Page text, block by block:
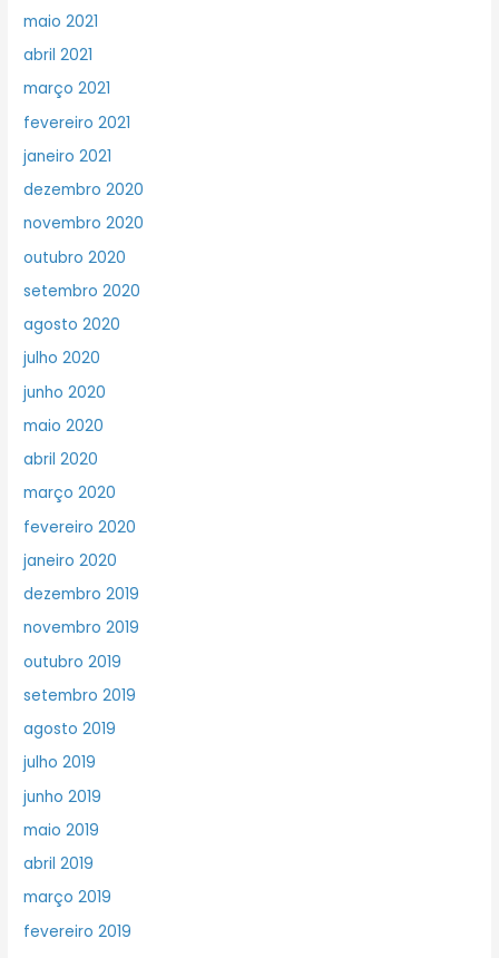
maio 2021
abril 2021
março 2021
fevereiro 2021
janeiro 2021
dezembro 2020
novembro 2020
outubro 2020
setembro 2020
agosto 2020
julho 2020
junho 2020
maio 2020
abril 2020
março 2020
fevereiro 2020
janeiro 2020
dezembro 2019
novembro 2019
outubro 2019
setembro 2019
agosto 2019
julho 2019
junho 2019
maio 2019
abril 2019
março 2019
fevereiro 2019